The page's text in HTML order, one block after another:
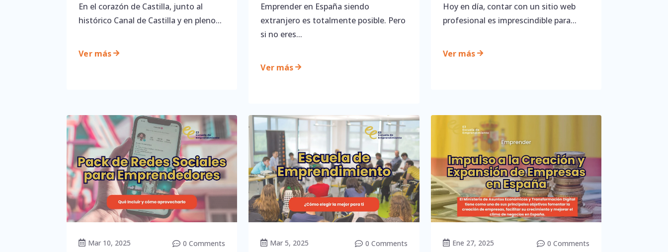
En el corazón de Castilla, junto al
histórico Canal de Castilla y en pleno...
Ver más 
Emprender en España siendo
extranjero es totalmente posible. Pero
si no eres...
Ver más 
Hoy en día, contar con un sitio web
profesional es imprescindible para...
Ver más 
 Mar 10, 2025  0 Comments  Mar 5, 2025  0 Comments  Ene 27, 2025  0 Comments